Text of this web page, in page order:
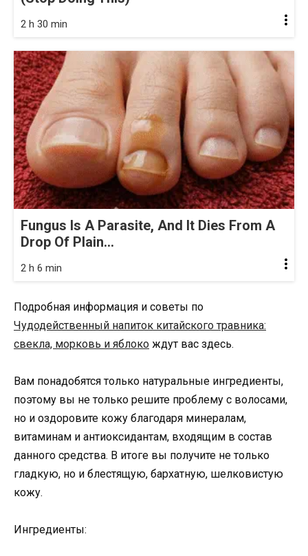
2 h 30 min
Fungus Is A Parasite, And It Dies From A
Drop Of Plain...
2 h 6 min
Подробная информация и советы по
Чудодейственный напиток китайского травника:
свекла, морковь и яблоко ждут вас здесь.
Вам понадобятся только натуральные ингредиенты,
поэтому вы не только решите проблему с волосами,
но и оздоровите кожу благодаря минералам,
витаминам и антиоксидантам, входящим в состав
данного средства. В итоге вы получите не только
гладкую, но и блестящую, бархатную, шелковистую
кожу.
Ингредиенты: